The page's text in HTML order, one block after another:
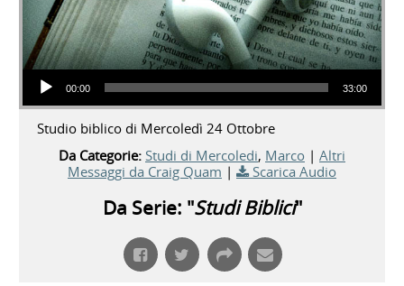
Audio Player
00:00 33:00
Studio biblico di Mercoledì 24 Ottobre
Da Categorie: Studi di Mercoledi, Marco | Altri
Messaggi da Craig Quam | Scarica Audio
Da Serie: "Studi Biblici"